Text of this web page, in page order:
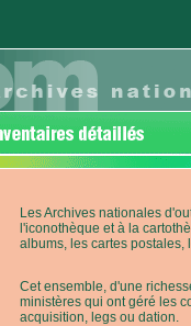
Les Archives nationales
l'iconothèque et à la
albums, les cartes postales,
Cet ensemble, d'une
ministères qui ont géré les
acquisition, legs ou dation.